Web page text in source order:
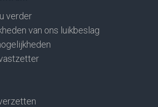
verder
van ons luikbeslag